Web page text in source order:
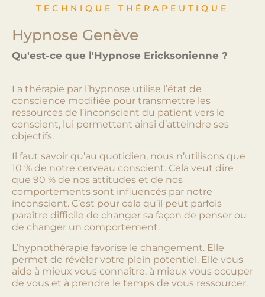
TECHNIQUE THÉRAPEUTIQUE
Hypnose Genève
Qu'est-ce que l'Hypnose Ericksonienne ?
La thérapie par l’hypnose utilise l’état de
conscience modifiée pour transmettre les
ressources de l’inconscient du patient vers le
conscient, lui permettant ainsi d’atteindre ses
objectifs.
Il faut savoir qu’au quotidien, nous n’utilisons que
10 % de notre cerveau conscient. Cela veut dire
que 90 % de nos attitudes et de nos
comportements sont influencés par notre
inconscient. C’est pour cela qu’il peut parfois
paraître difficile de changer sa façon de penser ou
de changer un comportement.
L’hypnothérapie favorise le changement. Elle
permet de révéler votre plein potentiel. Elle vous
aide à mieux vous connaître, à mieux vous occuper
de vous et à prendre le temps de vous ressourcer.